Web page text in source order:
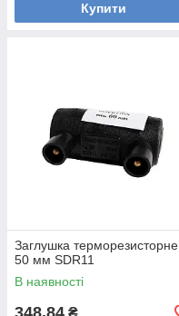
Купити
Заглушка терморезисторне
50 мм SDR11
В наявності
348,84 ₴